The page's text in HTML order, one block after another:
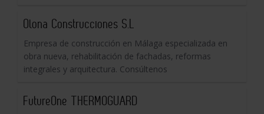
Olona Construcciones S.L
Empresa de construcción en Málaga especializada en
obra nueva, rehabilitación de fachadas, reformas
integrales y arquitectura. Consúltenos
FutureOne THERMOGUARD